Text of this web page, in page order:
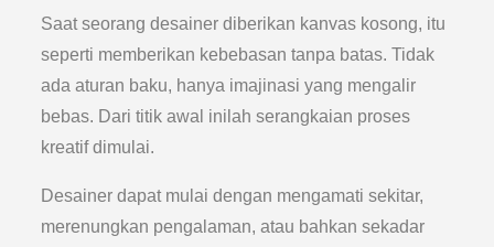
Saat seorang desainer diberikan kanvas kosong, itu
seperti memberikan kebebasan tanpa batas. Tidak
ada aturan baku, hanya imajinasi yang mengalir
bebas. Dari titik awal inilah serangkaian proses
kreatif dimulai.
Desainer dapat mulai dengan mengamati sekitar,
merenungkan pengalaman, atau bahkan sekadar